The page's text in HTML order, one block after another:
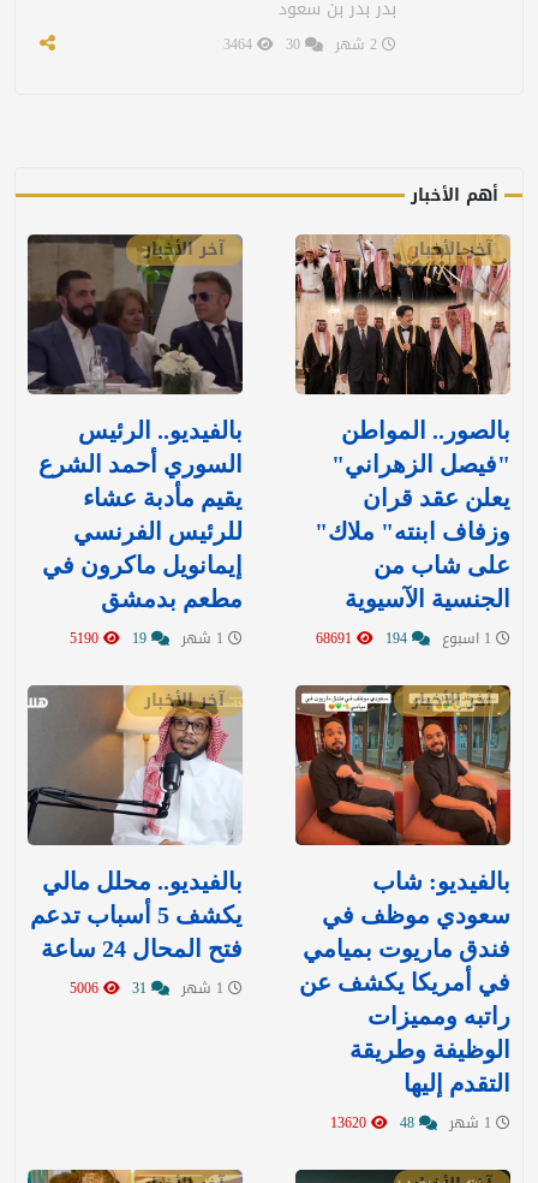
بدر بدر بن سعود
أهم الأخبار
آخر الأخبار
بالصور.. المواطن
"فيصل الزهراني"
يعلن عقد قران
وزفاف ابنته" ملاك"
على شاب من
الجنسية الآسيوية
آخر الأخبار
بالفيديو.. الرئيس
السوري أحمد الشرع
يقيم مأدبة عشاء
للرئيس الفرنسي
إيمانويل ماكرون في
مطعم بدمشق
آخر الأخبار
بالفيديو: شاب
سعودي موظف في
فندق ماريوت بميامي
في أمريكا يكشف عن
راتبه ومميزات
الوظيفة وطريقة
التقدم إليها
آخر الأخبار
بالفيديو.. محلل مالي
يكشف 5 أسباب تدعم
فتح المحال 24 ساعة